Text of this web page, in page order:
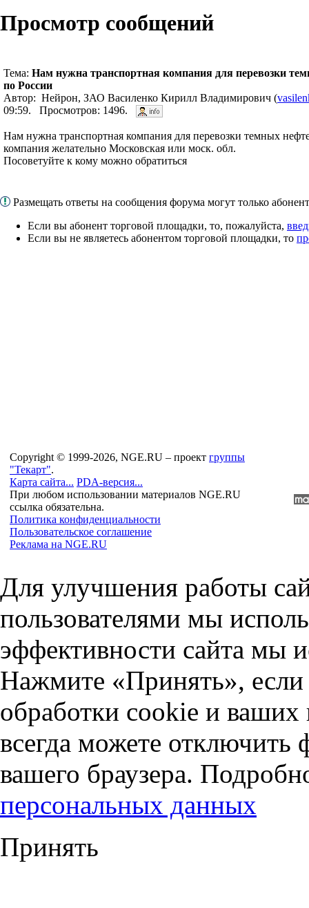
Просмотр сообщений
Тема: Нам нужна транспортная компания для перевозки
по России
Автор: Нейрон, ЗАО Василенко Кирилл Владимирович (
09:59. Просмотров: 1496.
Нам нужна транспортная компания для перевозки темных
компания желательно Московская или моск. обл.
Посоветуйте к кому можно обратиться
Размещать ответы на сообщения форума могут только
Если вы абонент торговой площадки, то, пожалуйста,
Если вы не являетесь абонентом торговой площадки, то
Copyright © 1999-2026, NGE.RU – проект группы
"Текарт".
Карта сайта... PDA-версия...
При любом использовании материалов NGE.RU
ссылка обязательна.
Политика конфиденциальности
Пользовательское соглашение
Реклама на NGE.RU
Для улучшения работы
пользователями мы
эффективности сайта мы
Нажмите «Принять», если
обработки cookie и
всегда можете отключить
вашего браузера.
персональных данных
Принять